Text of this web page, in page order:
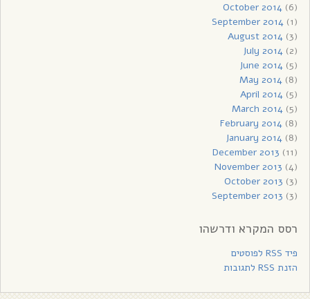
October 2014(6)
September 2014(1)
August 2014(3)
July 2014(2)
June 2014(5)
May 2014(8)
April 2014(5)
March 2014(5)
February 2014(8)
January 2014(8)
December 2013 (11)
November 2013 (4)
October 2013 (3)
September 2013 (3)
רסס המקרא ודרשהו
פיד RSS לפוסטים
הזנת RSS לתגובות